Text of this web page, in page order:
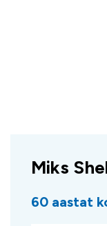
Miks
60 aastat